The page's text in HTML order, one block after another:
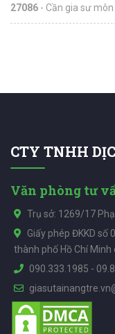
27086 - Cần gia sư
CTY TNHH
Văn phòng tư
Trụ sở: 1269/17
Giấy phép ĐKKD số
thành phố Hồ Chí Minh
090.333.1985 -